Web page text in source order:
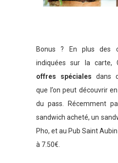
Bonus ? En plus des
indiquées sur la carte,
offres spéciales dans
que l’on peut découvrir
du pass. Récemment
sandwich acheté, un
Pho, et au Pub Saint
à 7.50€.